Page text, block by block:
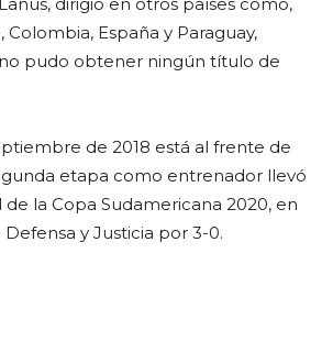
Colombia, España y Paraguay,
pudo obtener ningún título de
de 2018 está al frente de
etapa como entrenador llevó
de la Copa Sudamericana 2020, en
y Justicia por 3-0.